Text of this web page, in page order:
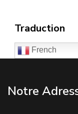
Traduction
French
Notre